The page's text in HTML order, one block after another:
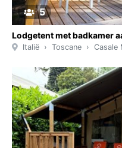
5
Italië Toscane Casale